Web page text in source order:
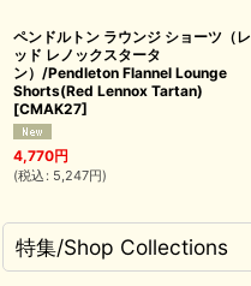
ペンドルトン ラウンジ ショーツ（レ
ッド レノックスタータ
ン）/Pendleton Flannel Lounge
Shorts(Red Lennox Tartan)
[CMAK27]
4,770円
(税込 : 5,247円)
特集/Shop Collections